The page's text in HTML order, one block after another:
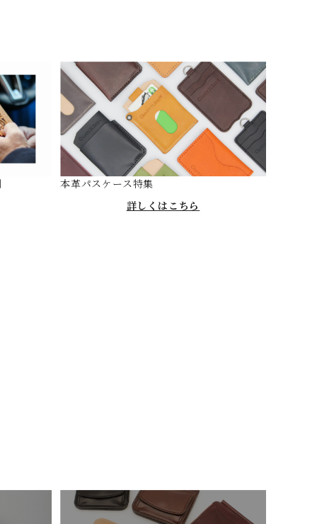
本革パスケース特集
詳しくはこちら